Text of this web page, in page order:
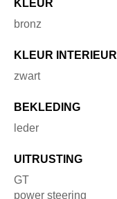
KLEUR
bronz
KLEUR INTERIEUR
zwart
BEKLEDING
leder
UITRUSTING
GT
power steering